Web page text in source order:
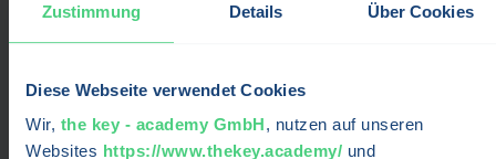
Zustimmung Details Über Cookies
Diese Webseite verwendet Cookies
Wir, the key - academy GmbH, nutzen auf unseren
Websites https://www.thekey.academy/ und
SUPPLY-
Profil
ansehen →